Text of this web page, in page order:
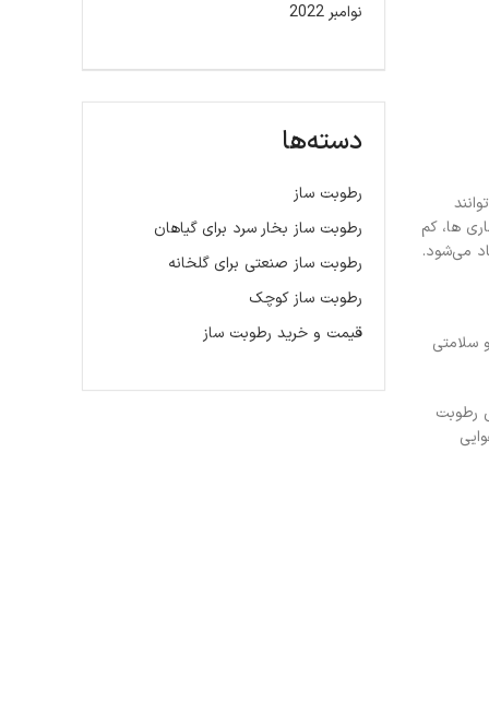
ها، کم
می‌شود.
سلامتی
رطوبت
نوامبر 2022
دسته‌ها
رطوبت ساز
رطوبت ساز بخار سرد برای گیاهان
رطوبت ساز صنعتی برای گلخانه
رطوبت ساز کوچک
قیمت و خرید رطوبت ساز